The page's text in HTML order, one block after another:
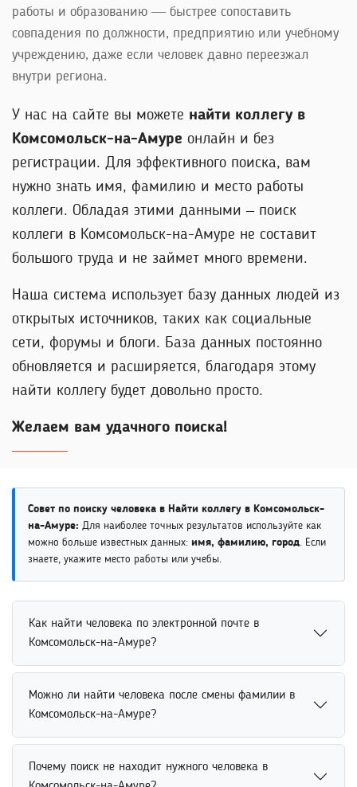
работы и образованию — быстрее сопоставить
совпадения по должности, предприятию или учебному
учреждению, даже если человек давно переезжал
внутри региона.
У нас на сайте вы можете найти коллегу в
Комсомольск-на-Амуре онлайн и без
регистрации. Для эффективного поиска, вам
нужно знать имя, фамилию и место работы
коллеги. Обладая этими данными – поиск
коллеги в Комсомольск-на-Амуре не составит
большого труда и не займет много времени.
Наша система использует базу данных людей из
открытых источников, таких как социальные
сети, форумы и блоги. База данных постоянно
обновляется и расширяется, благодаря этому
найти коллегу будет довольно просто.
Желаем вам удачного поиска!
Совет по поиску человека в Найти коллегу в Комсомольск-
на-Амуре: Для наиболее точных результатов используйте как
можно больше известных данных: имя, фамилию, город. Если
знаете, укажите место работы или учебы.
Как найти человека по электронной почте в
Комсомольск-на-Амуре?
Найти человека по электронной почте возможно через
поисковые сервисы, социальные сети и открытые
позволяют находить аккаунты по адресу электронной
почты. Это помогает быстрее определить владельца
контакта и получить дополнительную информацию о
Можно ли найти человека после смены фамилии в
Комсомольск-на-Амуре?
Найти человека после смены фамилии возможно через
социальные сети, базы данных и связанные профили
Почему поиск не находит нужного человека в